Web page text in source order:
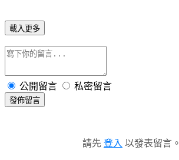
載入更多
公開留言 私密留言
發佈留言
請先 登入 以發表留言。